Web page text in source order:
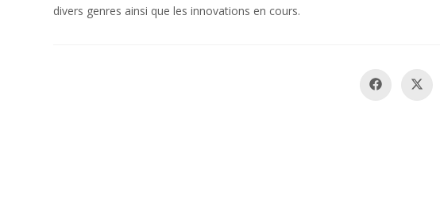
divers genres ainsi que les innovations en cours.